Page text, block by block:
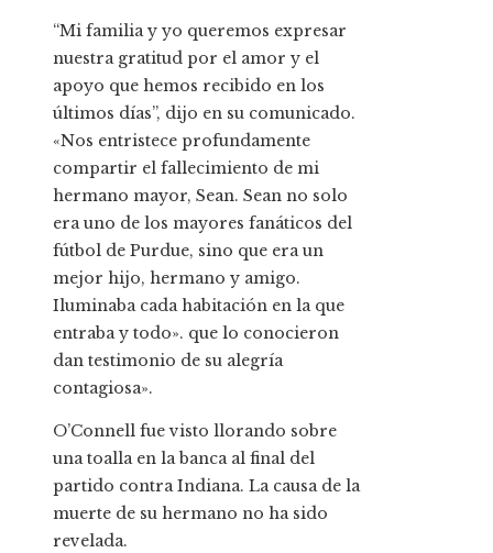
“Mi familia y yo queremos expresar
nuestra gratitud por el amor y el
apoyo que hemos recibido en los
últimos días”, dijo en su comunicado.
«Nos entristece profundamente
compartir el fallecimiento de mi
hermano mayor, Sean. Sean no solo
era uno de los mayores fanáticos del
fútbol de Purdue, sino que era un
mejor hijo, hermano y amigo.
Iluminaba cada habitación en la que
entraba y todo». que lo conocieron
dan testimonio de su alegría
contagiosa».
O’Connell fue visto llorando sobre
una toalla en la banca al final del
partido contra Indiana. La causa de la
muerte de su hermano no ha sido
revelada.